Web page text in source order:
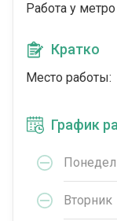
Работа у
Кратко
Место работы:
График
Вторник